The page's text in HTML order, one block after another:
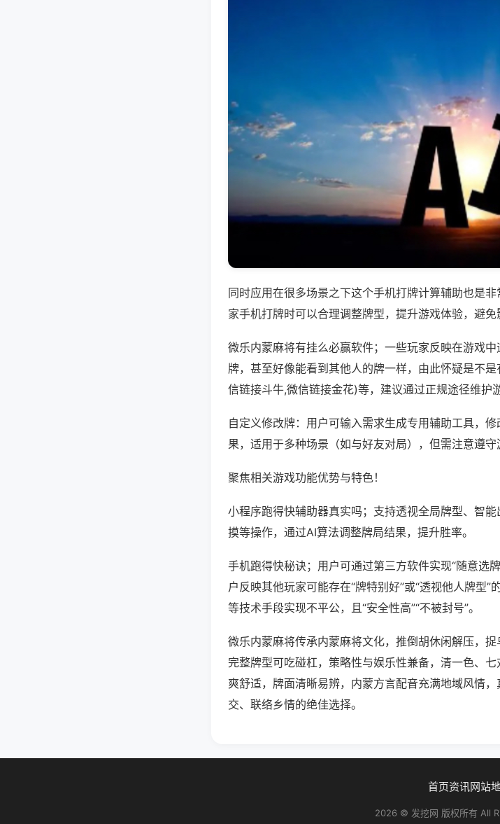
同时应用在很多场景之下这个手机打牌计算辅助也是
家手机打牌时可以合理调整牌型，提升游戏体验，避免
微乐内蒙麻将有挂么必赢软件；一些玩家反映在游戏
牌，甚至好像能看到其他人的牌一样，由此怀疑是不
信链接斗牛,微信链接金花)等，建议通过正规途径维护
自定义修改牌：用户可输入需求生成专用辅助工具，
果，适用于多种场景（如与好友对局），但需注意遵守
聚焦相关游戏功能优势与特色！
小程序跑得快辅助器真实吗；支持透视全局牌型、智
摸等操作，通过AI算法调整牌局结果，提升胜率。
手机跑得快秘诀；用户可通过第三方软件实现“随意选
户反映其他玩家可能存在“牌特别好”或“透视他人牌型
等技术手段实现不平公，且“安全性高”“不被封号”。
微乐内蒙麻将传承内蒙麻将文化，推倒胡休闲解压，
完整牌型可吃碰杠，策略性与娱乐性兼备，清一色、
爽舒适，牌面清晰易辨，内蒙方言配音充满地域风情
交、联络乡情的绝佳选择。
首页资讯网站
2026 © 发挖网 版权所有 All